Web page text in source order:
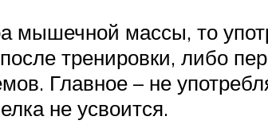
мышечной массы, то
тренировки, либо
Главное – не
не усвоится.